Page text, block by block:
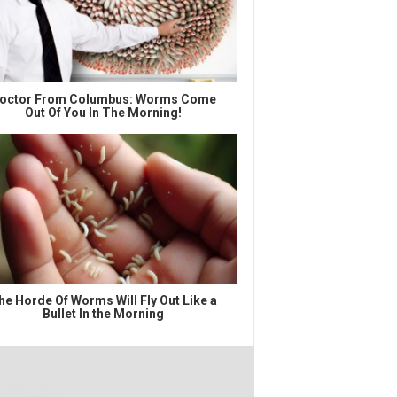
From Columbus: Worms Come
Out Of You In The Morning!
Horde Of Worms Will Fly Out Like a
Bullet In the Morning